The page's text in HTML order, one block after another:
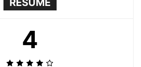
RÉSUMÉ
4